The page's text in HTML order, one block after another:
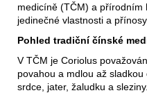
medicíně (TČM) a přírodním
jedinečné vlastnosti a přínosy.
Pohled tradiční čínské
V TČM je Coriolus
povahou a mdlou až
srdce, jater, žaludku a